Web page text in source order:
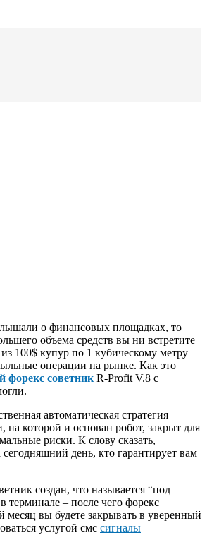
о финансовых площадках, то
объема средств вы ни встретите
100$ купур по 1 кубическому метру
операции на рынке. Как это
форекс советник R-Profit V.8 с
автоматическая стратегия
которой и основан робот, закрыт для
риски. К слову сказать,
день, кто гарантирует вам
создан, что называется “под
терминале – после чего форекс
вы будете закрывать в уверенный
услугой смс сигналы